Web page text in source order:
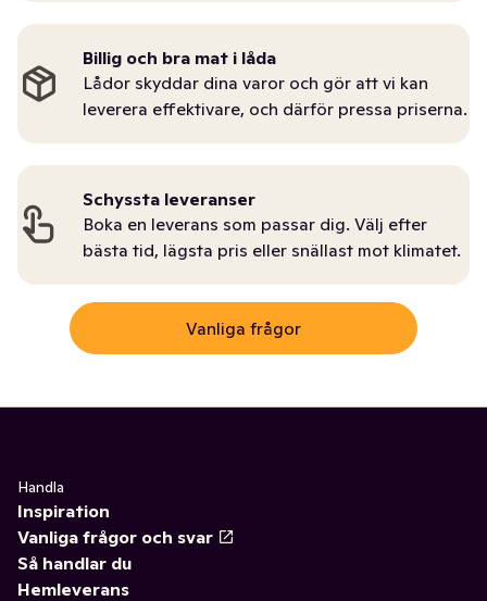
Billig och bra mat i låda
Lådor skyddar dina varor och gör att vi kan
leverera effektivare, och därför pressa priserna.
Schyssta leveranser
Boka en leverans som passar dig. Välj efter
bästa tid, lägsta pris eller snällast mot klimatet.
Vanliga frågor
Handla
Inspiration
Vanliga frågor och svar
Så handlar du
Hemleverans